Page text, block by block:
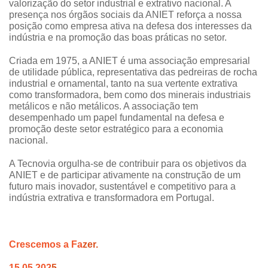
valorização do setor industrial e extrativo nacional. A
presença nos órgãos sociais da ANIET reforça a nossa
posição como empresa ativa na defesa dos interesses da
indústria e na promoção das boas práticas no setor.
Criada em 1975, a ANIET é uma associação empresarial
de utilidade pública, representativa das pedreiras de rocha
industrial e ornamental, tanto na sua vertente extrativa
como transformadora, bem como dos minerais industriais
metálicos e não metálicos. A associação tem
desempenhado um papel fundamental na defesa e
promoção deste setor estratégico para a economia
nacional.
A Tecnovia orgulha-se de contribuir para os objetivos da
ANIET e de participar ativamente na construção de um
futuro mais inovador, sustentável e competitivo para a
indústria extrativa e transformadora em Portugal.
Crescemos a Fazer.